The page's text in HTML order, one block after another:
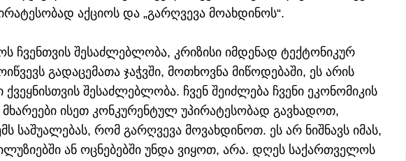
აქციოს და „გარღვევა მოახდინოს“.
ჩვენთვის შესაძლებლობა, კრიზისი იმდენად ტექტონიკურ
გადაცემათა ჯაჭვში, მოთხოვნა მიწოდებაში, ეს არის
შესაძლებლობა. ჩვენ შეიძლება ჩვენი ეკონომიკის
ისეთ კონკურენტულ უპირატესობად გავხადოთ,
საშუალებას, რომ გარღვევა მოვახდინოთ. ეს არ ნიშნავს იმას,
ან ოცნებებში უნდა ვიყოთ, არა. დღეს საქართველოს